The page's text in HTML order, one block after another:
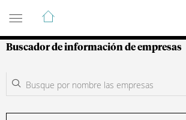
Guía de Empresas
Buscador de información de empresas